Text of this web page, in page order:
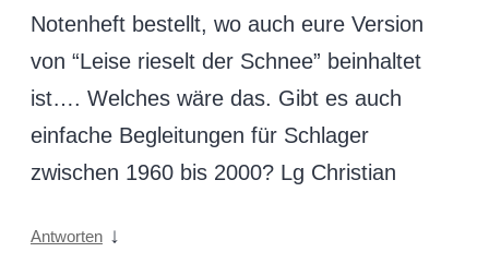
Notenheft bestellt, wo auch eure Version
von “Leise rieselt der Schnee” beinhaltet
ist…. Welches wäre das. Gibt es auch
einfache Begleitungen für Schlager
zwischen 1960 bis 2000? Lg Christian
Antworten ↓